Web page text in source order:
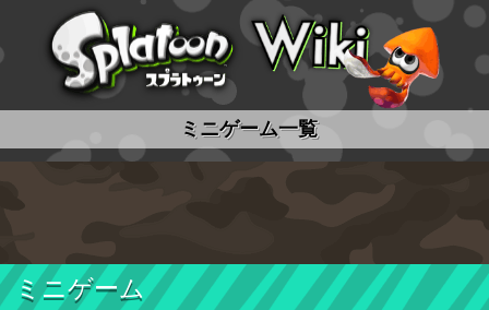
スプラトゥーン wiki
ミニゲーム一覧
ミニゲーム